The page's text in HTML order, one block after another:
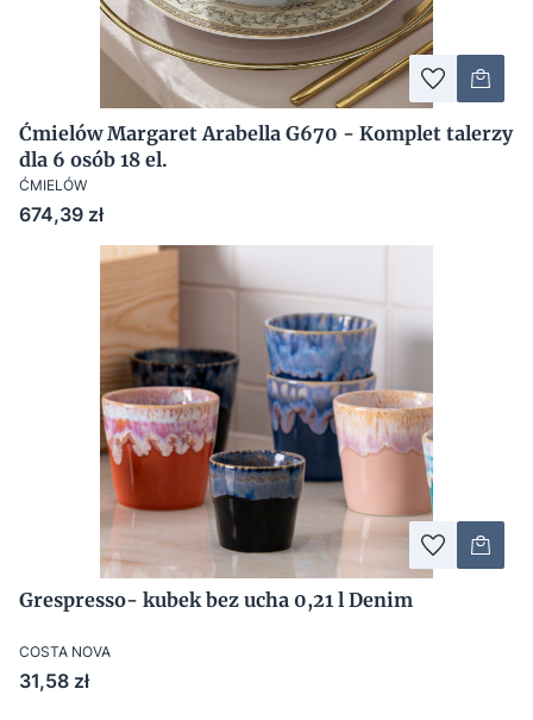
Ćmielów Margaret Arabella G670 - Komplet talerzy
dla 6 osób 18 el.
ĆMIELÓW
Cena
674,39 zł
Grespresso- kubek bez ucha 0,21 l Denim
COSTA NOVA
Cena
31,58 zł